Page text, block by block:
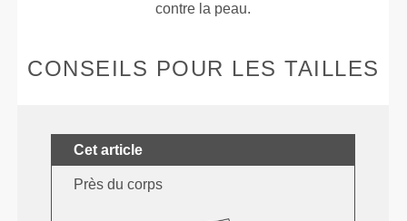
contre la peau.
CONSEILS POUR LES TAILLES
Cet article
Près du corps